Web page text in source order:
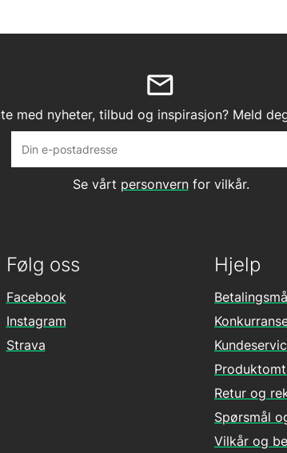
med nyheter, tilbud og inspirasjon? Meld
Se vårt personvernfor vilkår.
Følg oss
Facebook
Instagram
Strava
Hjelp
Retur og
Spørsmål
Vilkår og